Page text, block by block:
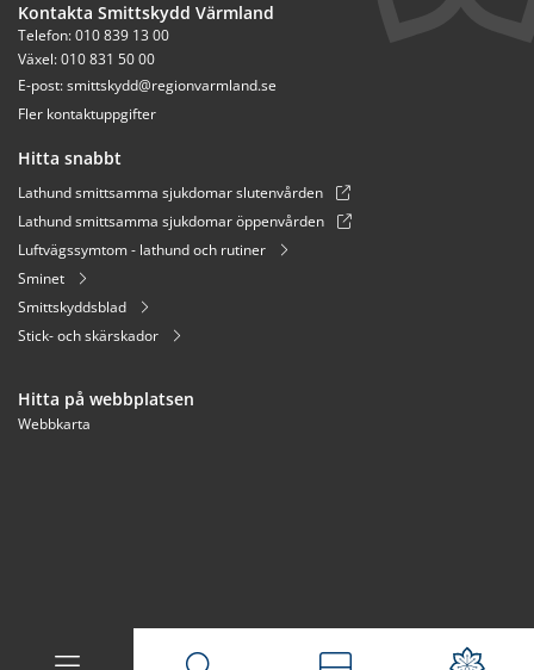
Kontakta Smittskydd Värmland
Telefon: 010 839 13 00
Växel: 010 831 50 00
E-post: smittskydd@regionvarmland.se
Fler kontaktuppgifter
Hitta snabbt
Lathund smittsamma sjukdomar slutenvården
Lathund smittsamma sjukdomar öppenvården
Luftvägssymtom - lathund och rutiner
Sminet
Smittskyddsblad
Stick- och skärskador
Hitta på webbplatsen
Webbkarta